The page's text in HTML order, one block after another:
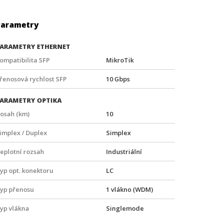
ETHERNET
SFP
MikroTik
rychlost SFP 10 Gbps
OPTIKA
(km)
10
/ Duplex Simplex
rozsah Industriální
opt. konektoru LC
přenosu 1 vlákno (WDM)
vlákna Singlemode